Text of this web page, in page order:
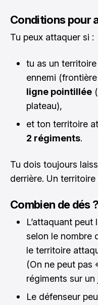
Conditions pour
Tu peux attaquer si :
tu as un
ennemi
ligne pointillée
plateau),
et ton territoire
2 régiments.
Tu dois toujours
derrière. Un
Combien de dés ?
L’attaquant peut
selon le nombre
le territoire
(On ne peut pas
régiments sur un
Le défenseur